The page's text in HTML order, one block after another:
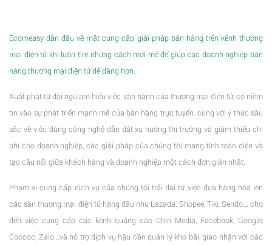
Ecomeasy dẫn đầu về mặt cung cấp giải pháp bán hàng trên kênh thương
mại điện tử khi luôn tìm những cách mới mẻ để giúp các doanh nghiệp bán
hàng thương mại điện tử dễ dàng hơn.
Xuất phát từ đội ngũ am hiểu việc vận hành của thương mại điện tử, có niềm
tin vào sự phát triển mạnh mẽ của bán hàng trực tuyến, cùng với ý thức sâu
sắc về việc dùng công nghệ dẫn dắt xu hướng thị trường và giảm thiểu chi
phí cho doanh nghiệp, các giải pháp của chúng tôi mang tính toàn diện và
tạo cầu nối giữa khách hàng và doanh nghiệp một cách đơn giản nhất.
Phạm vi cung cấp dịch vụ của chúng tôi trải dài từ việc đưa hàng hóa lên
các sàn thương mại điện tử hàng đầu như Lazada, Shopee, Tiki, Sendo... cho
đến việc cung cấp các kênh quảng cáo Chin Media, Facebook, Google,
Coccoc, Zalo...và hỗ trợ dịch vụ hậu cần quản lý kho bãi, giao nhận với các